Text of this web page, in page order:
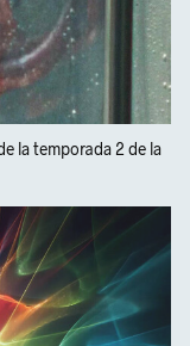
la temporada 2 de la